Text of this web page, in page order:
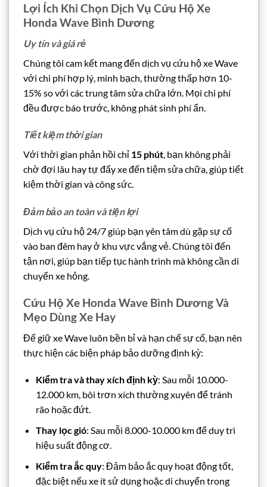
Lợi Ích Khi Chọn Dịch Vụ Cứu Hộ Xe
Honda Wave Bình Dương
Uy tín và giá rẻ
Chúng tôi cam kết mang đến dịch vụ cứu hộ xe Wave
với chi phí hợp lý, minh bạch, thường thấp hơn 10-
15% so với các trung tâm sửa chữa lớn. Mọi chi phí
đều được báo trước, không phát sinh phí ẩn.
Tiết kiệm thời gian
Với thời gian phản hồi chỉ 15 phút, bạn không phải
chờ đợi lâu hay tự đẩy xe đến tiệm sửa chữa, giúp tiết
kiệm thời gian và công sức.
Đảm bảo an toàn và tiện lợi
Dịch vụ cứu hộ 24/7 giúp bạn yên tâm dù gặp sự cố
vào ban đêm hay ở khu vực vắng vẻ. Chúng tôi đến
tận nơi, giúp bạn tiếp tục hành trình mà không cần di
chuyển xe hỏng.
Cứu Hộ Xe Honda Wave Bình Dương Và
Mẹo Dùng Xe Hay
Để giữ xe Wave luôn bền bỉ và hạn chế sự cố, bạn nên
thực hiện các biện pháp bảo dưỡng định kỳ:
Kiểm tra và thay xích định kỳ: Sau mỗi 10.000-
12.000 km, bôi trơn xích thường xuyên để tránh
rão hoặc đứt.
Thay lọc gió: Sau mỗi 8.000-10.000 km để duy trì
hiệu suất động cơ.
Kiểm tra ắc quy: Đảm bảo ắc quy hoạt động tốt,
đặc biệt nếu xe ít sử dụng hoặc di chuyển trong